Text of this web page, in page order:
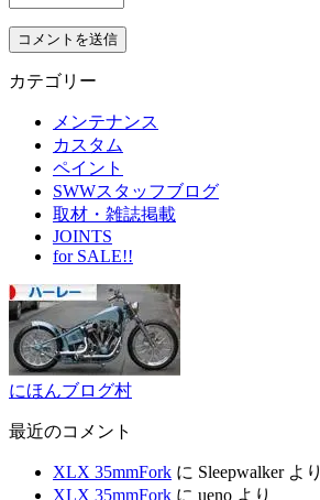
カテゴリー
メンテナンス
カスタム
ペイント
SWWスタッフブログ
取材・雑誌掲載
JOINTS
for SALE!!
にほんブログ村
最近のコメント
XLX 35mmFork に Sleepwalkerより
XLX 35mmFork に ueno より